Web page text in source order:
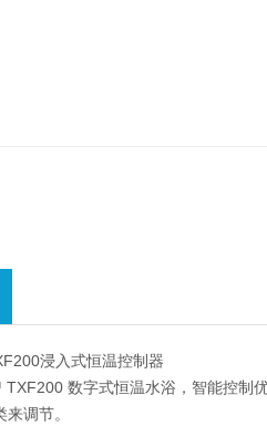
浸入式恒温控制器
数字式恒温水浴，智能控制
来调节。